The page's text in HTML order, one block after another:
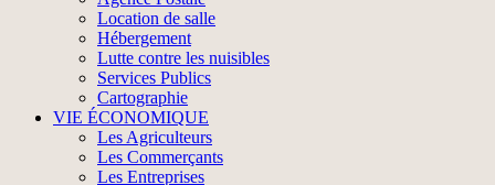
Location de salle
Hébergement
Lutte contre les nuisibles
Services Publics
Cartographie
VIE ÉCONOMIQUE
Les Agriculteurs
Les Commerçants
Les Entreprises